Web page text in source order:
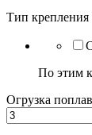
Тип крепления
По этим
Огрузка